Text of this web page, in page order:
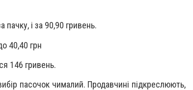
пачку, і за 90,90 гривень.
40,40 грн
146 гривень.
пасочок чималий. Продавчині підкреслюють,